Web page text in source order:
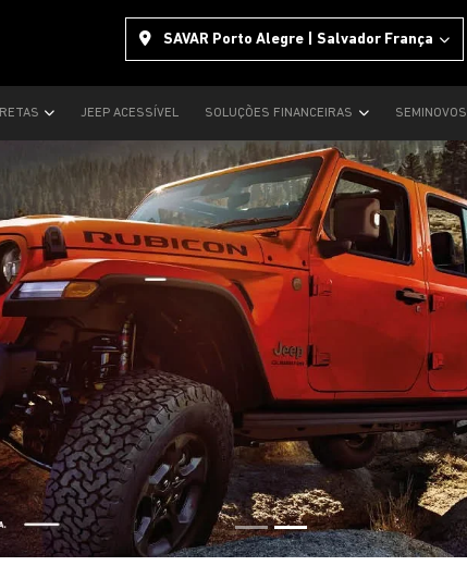
SAVAR Porto Alegre | Salvador França
JEEP ACESSÍVEL SOLUÇÕES FINANCEIRAS SEMINOVOS